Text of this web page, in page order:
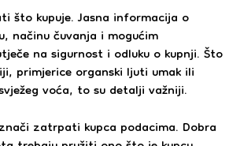
što kupuje. Jasna informacija o
načinu čuvanja i mogućim
na sigurnost i odluku o kupnji. Što
primjerice organski ljuti umak ili
voća, to su detalji važniji.
zatrpati kupca podacima. Dobra